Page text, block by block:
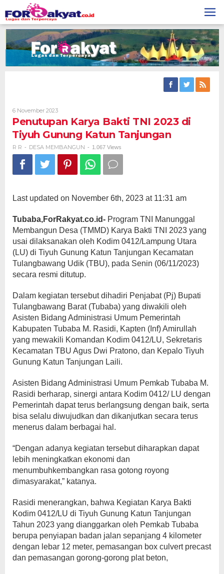
to
content
6 November 2023Oleh
R
Penutupan Karya Bakti TNI 2023 di
Tiyuh Gunung Katun Tanjungan
R R - DESA MEMBANGUN - 1.067 Views
Last updated on November 6th, 2023 at 11:31 am
Tubaba,ForRakyat.co.id- Program TNI Manunggal
Membangun Desa (TMMD) Karya Bakti TNI 2023 yang
usai dilaksanakan oleh Kodim 0412/Lampung Utara
(LU) di Tiyuh Gunung Katun Tanjungan Kecamatan
Tulangbawang Udik (TBU), pada Senin (06/11/2023)
secara resmi ditutup.
Dalam kegiatan tersebut dihadiri Penjabat (Pj) Bupati
Tulangbawang Barat (Tubaba) yang diwakili oleh
Asisten Bidang Administrasi Umum Pemerintah
Kabupaten Tubaba M. Rasidi, Kapten (Inf) Amirullah
yang mewakili Komandan Kodim 0412/LU, Sekretaris
Kecamatan TBU Agus Dwi Pratono, dan Kepalo Tiyuh
Gunung Katun Tanjungan Laili.
Asisten Bidang Administrasi Umum Pemkab Tubaba M.
Rasidi berharap, sinergi antara Kodim 0412/ LU dengan
Pemerintah dapat terus berlangsung dengan baik, serta
bisa selalu diwujudkan dan dikanjutkan secara terus
menerus dalam berbagai hal.
“Dengan adanya kegiatan tersebut diharapkan dapat
lebih meningkatkan ekonomi dan
menumbuhkembangkan rasa gotong royong
dimasyarakat,” katanya.
Rasidi menerangkan, bahwa Kegiatan Karya Bakti
Kodim 0412/LU di Tiyuh Gunung Katun Tanjungan
Tahun 2023 yang dianggarkan oleh Pemkab Tubaba
berupa penyiapan badan jalan sepanjang 4 kilometer
dengan lebar 12 meter, pemasangan box culvert precast
dan pemasangan gorong-gorong plat beton,